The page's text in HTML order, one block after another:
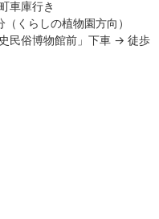
車庫行き
らしの植物園方向）
俗博物館前」下車 → 徒歩